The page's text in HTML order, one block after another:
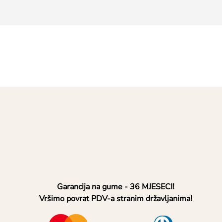
Garancija na gume - 36 MJESECI!
Vršimo povrat PDV-a stranim državljanima!